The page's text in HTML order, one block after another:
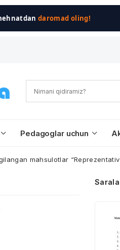
daromad oling!
Pedagoglar uchun
mahsulotlar